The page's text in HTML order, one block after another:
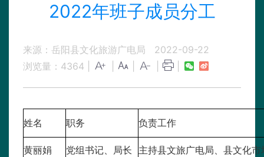
2022年班子成员分工
来源：岳阳县文化旅游广电局
2022-09-22
浏览量： 4364
姓名 职务 负责工作
黄丽娟 党组书记、局长 主持县文旅广电局、县文化